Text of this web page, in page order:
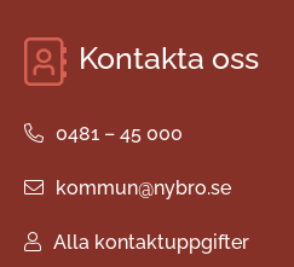
Kontakta oss
0481 – 45 000
kommun@nybro.se
Alla kontaktuppgifter